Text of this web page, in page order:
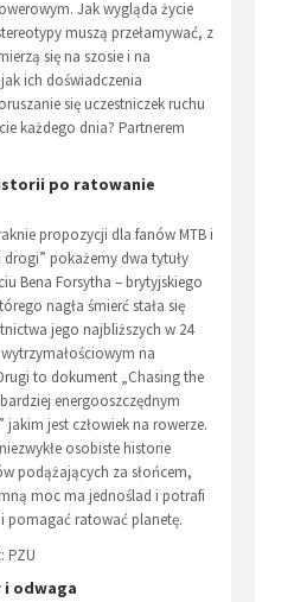
Jak wygląda życie
muszą przełamywać, z
się na szosie i na
ich doświadczenia
się uczestniczek ruchu
każdego dnia? Partnerem
po ratowanie
propozycji dla fanów MTB i
drogi” pokażemy dwa tytuły
Bena Forsytha – brytyjskiego
nagła śmierć stała się
jego najbliższych w 24
na
to dokument „Chasing the
energooszczędnym
jakim jest człowiek na rowerze.
osobiste historie
podążających za słońcem,
moc ma jednoślad i potrafi
pomagać ratować planetę.
PZU
i odwaga